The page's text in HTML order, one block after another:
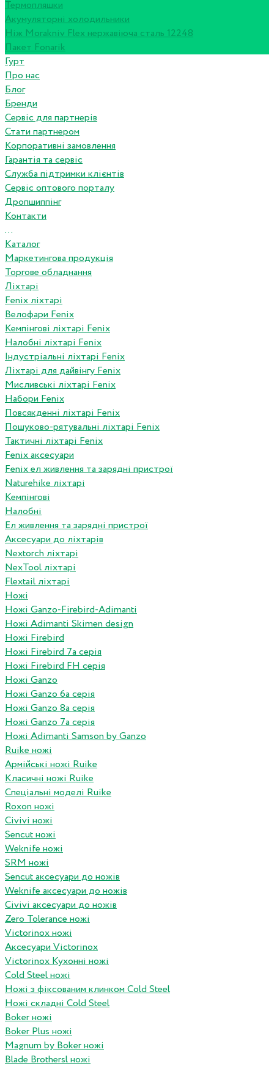
Термопляшки
Акумуляторні холодильники
Ніж Morakniv Flex нержавіюча сталь 12248
Пакет Fonarik
Гурт
Про нас
Блог
Бренди
Сервіс для партнерів
Стати партнером
Корпоративні замовлення
Гарантія та сервіс
Служба підтримки клієнтів
Сервіс оптового порталу
Дропшиппінг
Контакти
...
Каталог
Маркетингова продукція
Торгове обладнання
Ліхтарі
Fenix ліхтарі
Велофари Fenix
Кемпінгові ліхтарі Fenix
Налобні ліхтарі Fenix
Індустріальні ліхтарі Fenix
Ліхтарі для дайвінгу Fenix
Мисливські ліхтарі Fenix
Набори Fenix
Повсякденні ліхтарі Fenix
Пошуково-рятувальні ліхтарі Fenix
Тактичні ліхтарі Fenix
Fenix аксесуари
Fenix ел живлення та зарядні пристрої
Naturehike ліхтарі
Кемпінгові
Налобні
Ел живлення та зарядні пристрої
Аксесуари до ліхтарів
Nextorch ліхтарі
NexTool ліхтарі
Flextail ліхтарі
Ножі
Ножі Ganzo-Firebird-Adimanti
Ножі Adimanti Skimen design
Ножі Firebird
Ножі Firebird 7а серія
Ножі Firebird FH серія
Ножі Ganzo
Ножі Ganzo 6а серія
Ножі Ganzo 8а серія
Ножі Ganzo 7а серія
Ножі Adimanti Samson by Ganzo
Ruike ножі
Армійські ножі Ruike
Класичні ножі Ruike
Спеціальні моделі Ruike
Roxon ножi
Civivi ножі
Sencut ножі
Weknife ножі
SRM ножі
Sencut аксесуари до ножів
Weknife аксесуари до ножів
Civivi аксесуари до ножів
Zero Tolerance ножі
Victorinox ножі
Аксесуари Victorinox
Victorinox Кухонні ножі
Cold Steel ножі
Ножі з фіксованим клинком Cold Steel
Ножі складні Cold Steel
Boker ножі
Boker Plus ножі
Magnum by Boker ножі
Blade Brothersl ножі